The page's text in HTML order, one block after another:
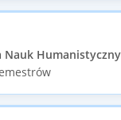
Nauk